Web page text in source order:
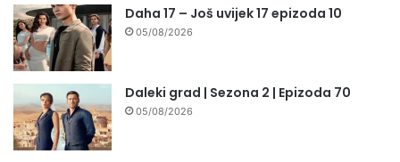
Daha 17 – Još uvijek 17 epizoda 10
05/08/2026
Daleki grad | Sezona 2 | Epizoda 70
05/08/2026